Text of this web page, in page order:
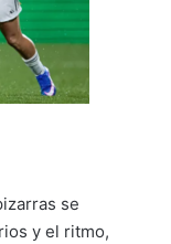
se
y el ritmo,